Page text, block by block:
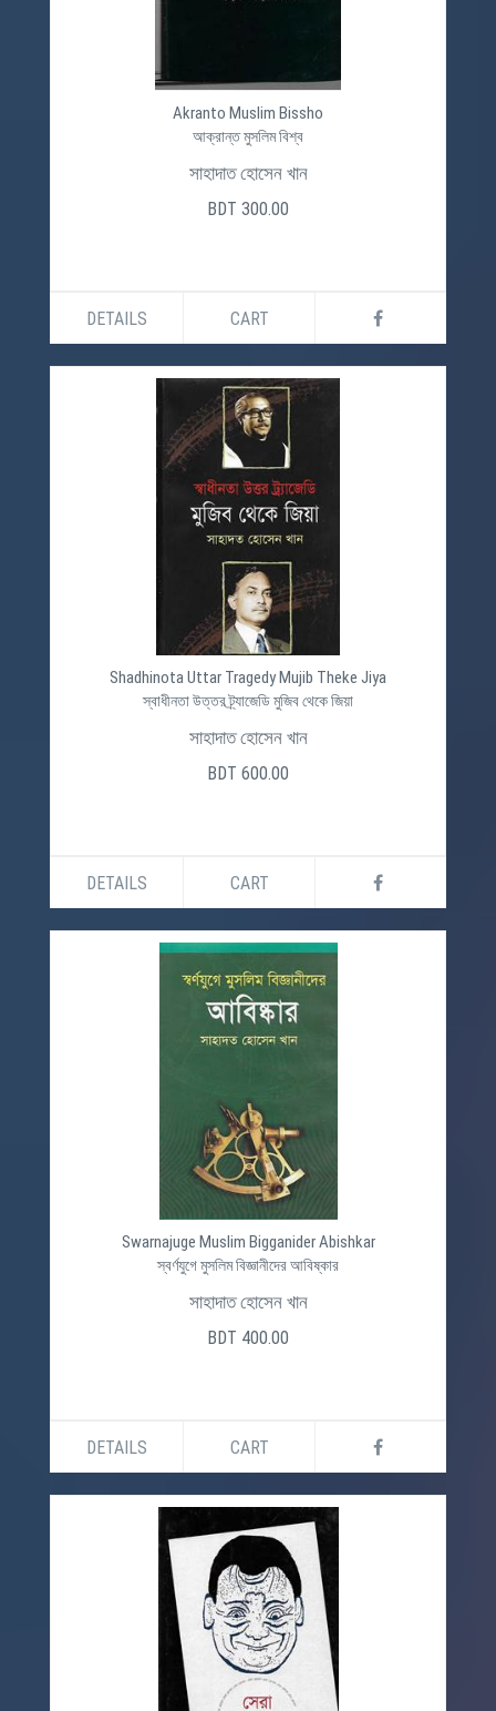
Akranto Muslim Bissho
আক্রান্ত মুসলিম বিশ্ব
সাহাদাত হোসেন খান
BDT 300.00
DETAILS CART
Shadhinota Uttar Tragedy Mujib Theke Jiya
স্বাধীনতা উত্তর ট্র্যাজেডি মুজিব থেকে জিয়া
সাহাদাত হোসেন খান
BDT 600.00
DETAILS CART
Swarnajuge Muslim Bigganider Abishkar
স্বর্ণযুগে মুসলিম বিজ্ঞানীদের আবিষ্কার
সাহাদাত হোসেন খান
BDT 400.00
DETAILS CART